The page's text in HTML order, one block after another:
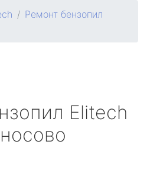
Ремонт бензопил
Elitech